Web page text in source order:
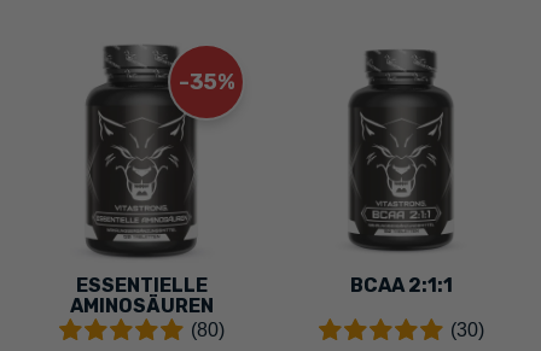
-35%
ESSENTIELLE
AMINOSÄUREN
(80)
BCAA 2:1:1
(30)